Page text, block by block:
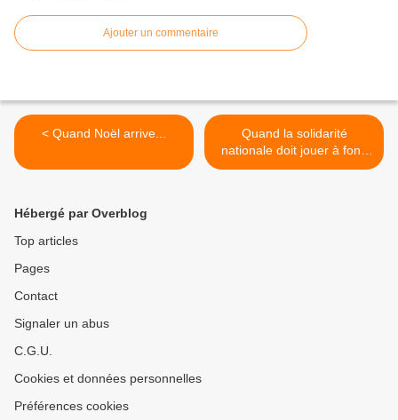
Ajouter un commentaire
< Quand Noël arrive...
Quand la solidarité
nationale doit jouer à fond
pour Mayotte ! >
Hébergé par Overblog
Top articles
Pages
Contact
Signaler un abus
C.G.U.
Cookies et données personnelles
Préférences cookies